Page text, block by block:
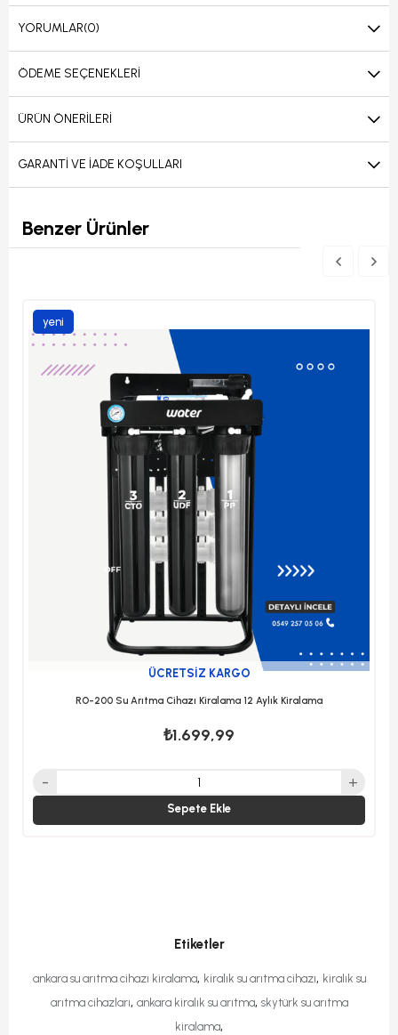
YORUMLAR(0)
ÖDEME SEÇENEKLERI
ÜRÜN ÖNERILERI
GARANTI VE İADE KOŞULLARI
Benzer Ürünler
RO-200 Su Arıtma Cihazı Kiralama 12 Aylık Kiralama
₺1.699,99
ÜCRETSIZ KARGO
yeni
ürün
Sepete Ekle
Etiketler
ankara su arıtma cihazı kiralama, kiralık su arıtma cihazı, kiralık su
arıtma cihazları, ankara kiralık su arıtma, skytürk su arıtma
kiralama,